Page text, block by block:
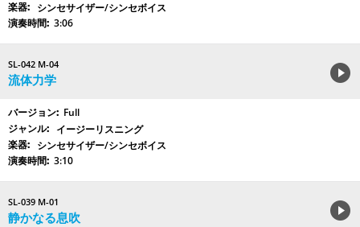
シンセサイザー/シンセボイス
3:06
SL-042 M-04
流体力学
Full
イージーリスニング
シンセサイザー/シンセボイス
3:10
SL-039 M-01
静かなる息吹